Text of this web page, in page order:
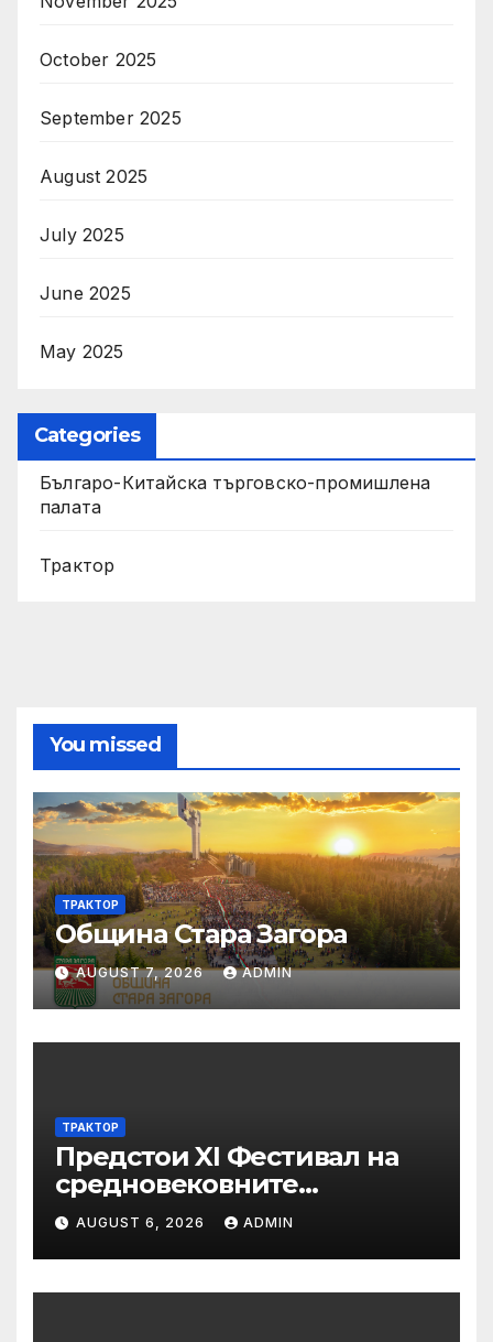
October 2025
September 2025
August 2025
July 2025
June 2025
May 2025
Categories
Българо-Китайска търговско-промишлена
палата
Трактор
You missed
ТРАКТОР
Община Стара Загора
AUGUST 7, 2026 ADMIN
ТРАКТОР
Предстои XI Фестивал на
средновековните
традиции, бит и култура
„Калето
AUGUST 6, 2026 ADMIN